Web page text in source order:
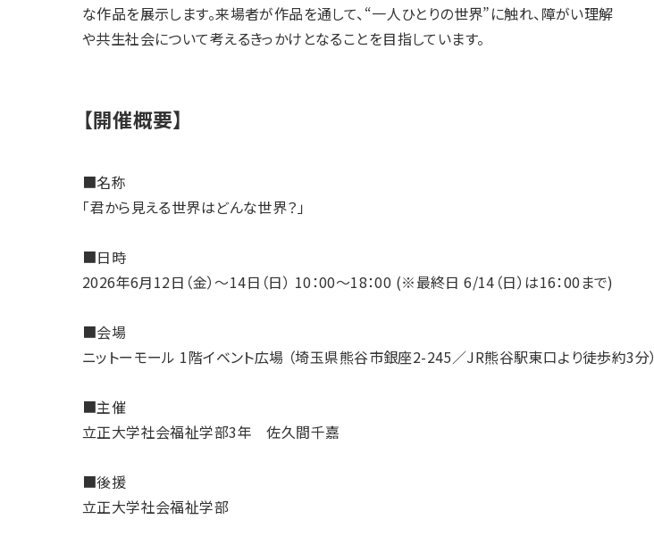
な作品を展示します。来場者が作品を通して、“一人ひとりの世界”に触れ、障がい理解
や共生社会について考えるきっかけとなることを目指しています。
【開催概要】
■名称
「君から見える世界はどんな世界？」
■日時
2026年6月12日（金）～14日（日） 10：00～18：00 (※最終日 6/14（日）は16：00まで)
■会場
ニットーモール 1階イベント広場 （埼玉県熊谷市銀座2-245／JR熊谷駅東口より徒歩約3分）
■主催
立正大学社会福祉学部3年 佐久間千嘉
■後援
立正大学社会福祉学部